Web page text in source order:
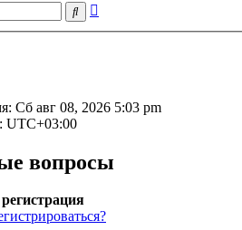
Поиск
Сб авг 08, 2026 5:03 pm
UTC+03:00
вопросы